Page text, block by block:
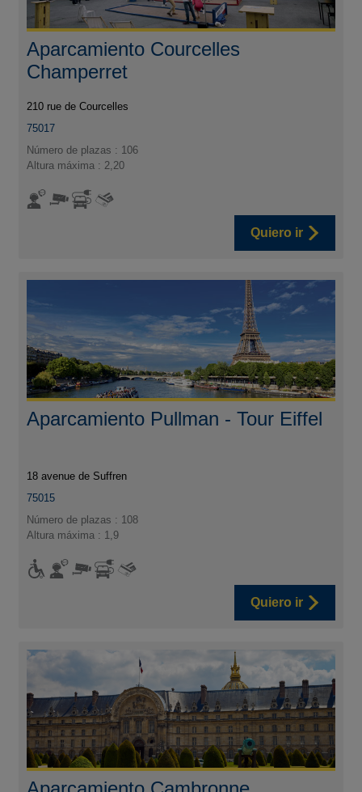
Aparcamiento Courcelles
Champerret
210 rue de Courcelles
75017
Número de plazas : 106
Altura máxima : 2,20
Quiero ir
Aparcamiento Pullman - Tour Eiffel
18 avenue de Suffren
75015
Número de plazas : 108
Altura máxima : 1,9
Quiero ir